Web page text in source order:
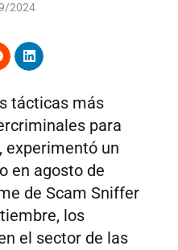
2024
tácticas más
para
experimentó un
en agosto de
de Scam Sniffer
los
el sector de las